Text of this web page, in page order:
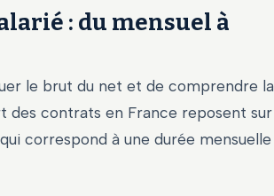
: du mensuel à
le brut du net et de comprendre la
des contrats en France reposent sur
correspond à une durée mensuelle